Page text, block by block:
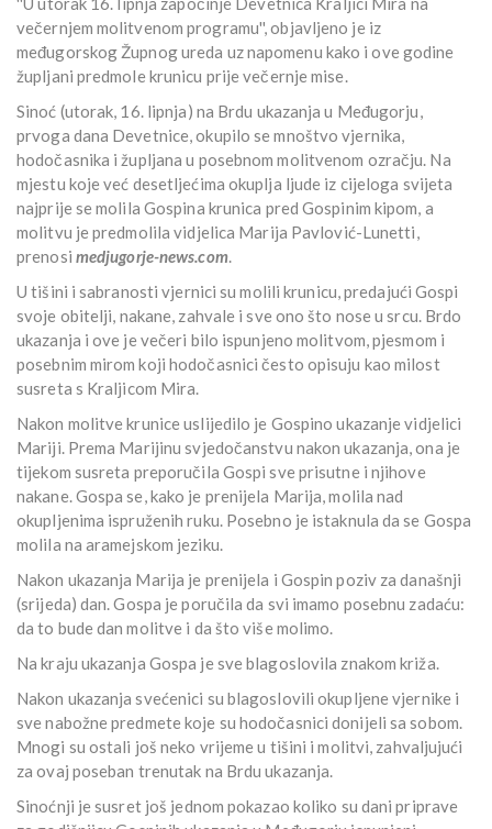
večernjem molitvenom programu'', objavljeno je iz
međugorskog Župnog ureda uz napomenu kako i ove godine
župljani predmole krunicu prije večernje mise.
Sinoć (utorak, 16. lipnja) na Brdu ukazanja u Međugorju,
prvoga dana Devetnice, okupilo se mnoštvo vjernika,
hodočasnika i župljana u posebnom molitvenom ozračju. Na
mjestu koje već desetljećima okuplja ljude iz cijeloga svijeta
najprije se molila Gospina krunica pred Gospinim kipom, a
molitvu je predmolila vidjelica Marija Pavlović-Lunetti,
prenosi medjugorje-news.com.
U tišini i sabranosti vjernici su molili krunicu, predajući Gospi
svoje obitelji, nakane, zahvale i sve ono što nose u srcu. Brdo
ukazanja i ove je večeri bilo ispunjeno molitvom, pjesmom i
posebnim mirom koji hodočasnici često opisuju kao milost
susreta s Kraljicom Mira.
Nakon molitve krunice uslijedilo je Gospino ukazanje vidjelici
Mariji. Prema Marijinu svjedočanstvu nakon ukazanja, ona je
tijekom susreta preporučila Gospi sve prisutne i njihove
nakane. Gospa se, kako je prenijela Marija, molila nad
okupljenima ispruženih ruku. Posebno je istaknula da se Gospa
molila na aramejskom jeziku.
Nakon ukazanja Marija je prenijela i Gospin poziv za današnji
(srijeda) dan. Gospa je poručila da svi imamo posebnu zadaću:
da to bude dan molitve i da što više molimo.
Na kraju ukazanja Gospa je sve blagoslovila znakom križa.
Nakon ukazanja svećenici su blagoslovili okupljene vjernike i
sve nabožne predmete koje su hodočasnici donijeli sa sobom.
Mnogi su ostali još neko vrijeme u tišini i molitvi, zahvaljujući
za ovaj poseban trenutak na Brdu ukazanja.
Sinoćnji je susret još jednom pokazao koliko su dani priprave